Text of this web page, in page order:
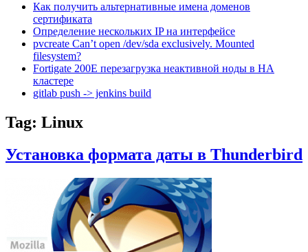
Как получить альтернативные имена доменов
сертификата
Определение нескольких IP на интерфейсе
pvcreate Can’t open /dev/sda exclusively. Mounted
filesystem?
Fortigate 200E перезагрузка неактивной ноды в HA
кластере
gitlab push -> jenkins build
Tag: Linux
Установка формата даты в Thunderbird